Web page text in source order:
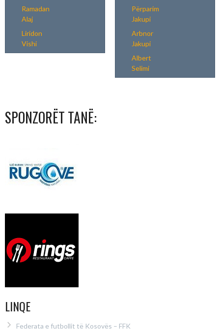
Ramadan
Alaj
Liridon
Vishi
Përparim
Jakupi
Arbnor
Jakupi
Albert
Selimi
SPONZORËT TANË:
LINQE
Federata e futbollit të Kosovës – FFK